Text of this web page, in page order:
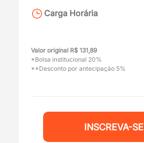
Carga Horária
Valor original R$ 131,89
*Bolsa institucional 20%
**Desconto por antecipação 5%
INSCREVA-SE